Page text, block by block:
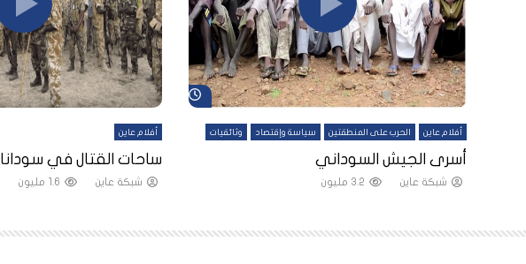
شاهد لاحقاً شاهد لاحقاً
أفلام عاين الحرب على المنطقتين سياسة وإقتصاد وثائقيات
أسرى الجيش السوداني
شبكة عاين 3.2 مليون
أفلام عاين
ساحات القتال في سودانا
شبكة عاين 1.6 مليون